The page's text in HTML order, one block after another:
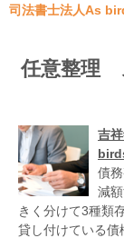
司法書士法人As
任意整理
吉
債
減
きく分けて3種類
貸し付けている債